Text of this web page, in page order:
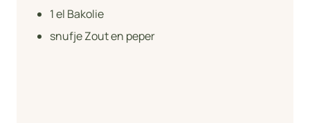
1el Bakolie
snufje Zout en peper